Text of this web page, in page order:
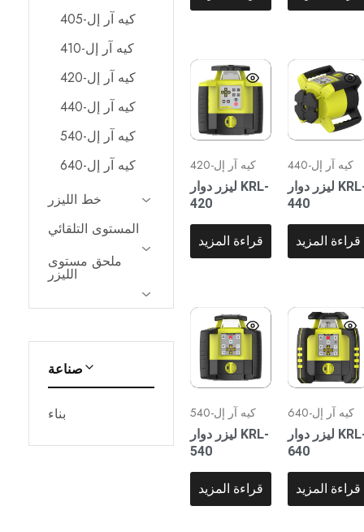
وما
إلى
ذلك.
تم
تصميم
أدوات
القياس
الاحترافية
هذه
لتلبية
احتياجات
التطبيقات
المعمارية
كيه آر إل-405
كيه آر إل-410
كيه آر إل-420
كيه آر إل-440
كيه آر إل-540
كيه آر إل-640
خط الليزر
المستوى التلقائي
ملحق مستوى
الليزر
صناعة
بناء
كيه آر إل-420
ليزر دوار KRL-
420
قراءة المزيد
كيه آر إل-440
ليزر دوار KRL-
440
قراءة المزيد
كيه آر إل-540
ليزر دوار KRL-
540
قراءة المزيد
كيه آر إل-640
ليزر دوار KRL-
640
قراءة المزيد